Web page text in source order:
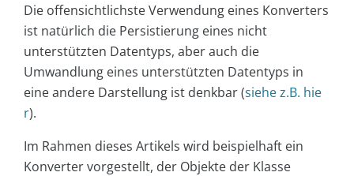
Die offensichtlichste Verwendung eines Konverters
ist natürlich die Persistierung eines nicht
unterstützten Datentyps, aber auch die
Umwandlung eines unterstützten Datentyps in
eine andere Darstellung ist denkbar (siehe z.B. hie
r).
Im Rahmen dieses Artikels wird beispielhaft ein
Konverter vorgestellt, der Objekte der Klasse